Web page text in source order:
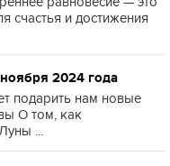
счастья и достижения
2024 года
подарить нам новые
О том, как
...